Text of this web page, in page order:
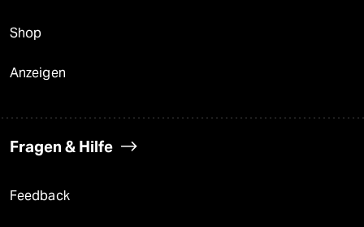
Shop
Anzeigen
Fragen & Hilfe
Feedback